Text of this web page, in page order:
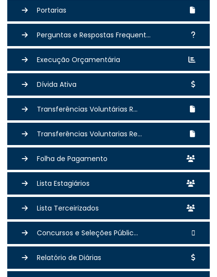
Portarias
Perguntas e Respostas Frequent...
Execução Orçamentária
Dívida Ativa
Transferências Voluntárias R...
Transferências Voluntarias Re...
Folha de Pagamento
Lista Estagiários
Lista Terceirizados
Concursos e Seleções Públic...
Relatório de Diárias